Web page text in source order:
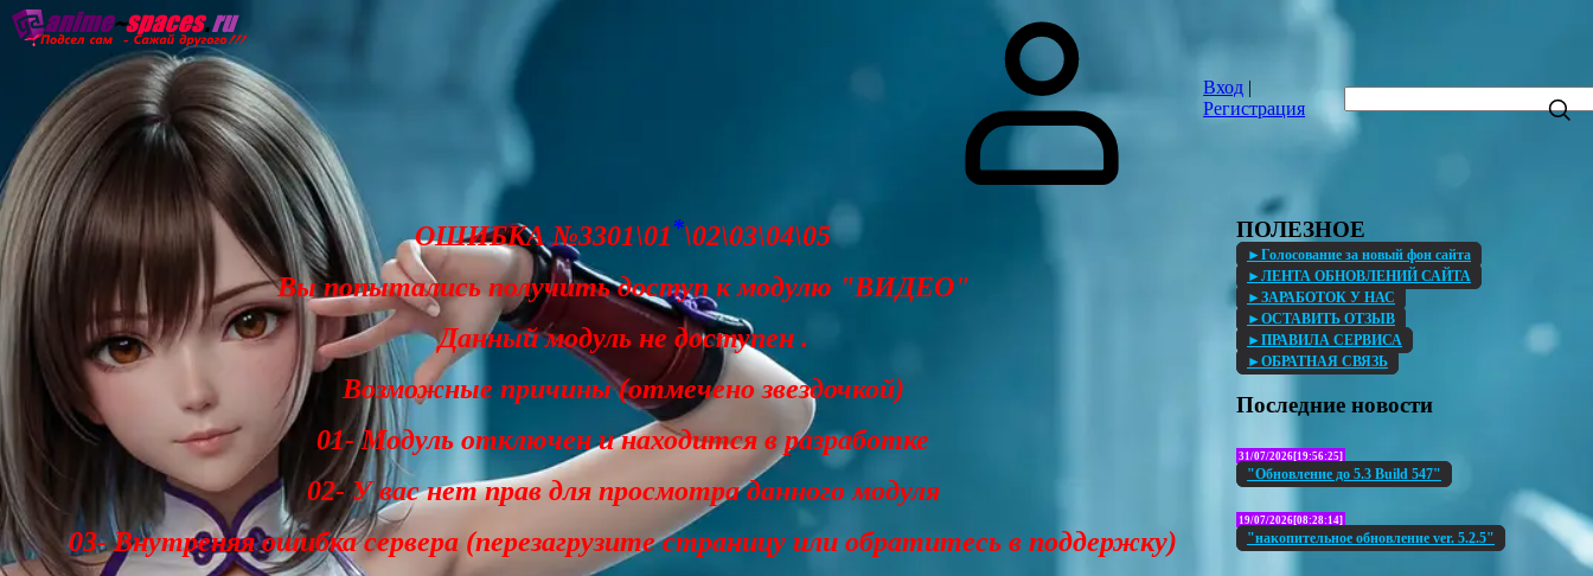
Онгоинги
Вход |
Регистрация
ОШИБКА №3301\01*\02\03\04\05
Вы попытались получить доступ к модулю "ВИДЕО"
Данный модуль не доступен .
Возможные причины (отмечено звездочкой)
01- Модуль отключен и находится в разработке
02- У вас нет прав для просмотра данного модуля
03- Внутреняя ошибка сервера (перезагрузите страницу или обратитесь в поддержку)
ПОЛЕЗНОЕ
►Голосование за новый фон сайта
►ЛЕНТА ОБНОВЛЕНИЙ САЙТА
►ЗАРАБОТОК У НАС
►ОСТАВИТЬ ОТЗЫВ
►ПРАВИЛА СЕРВИСА
►ОБРАТНАЯ СВЯЗЬ
Последние новости
31/07/2026[19:56:25]
"Обновление до 5.3 Build 547"
19/07/2026[08:28:14]
"накопительное обновление ver. 5.2.5"